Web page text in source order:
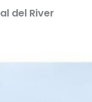
del River